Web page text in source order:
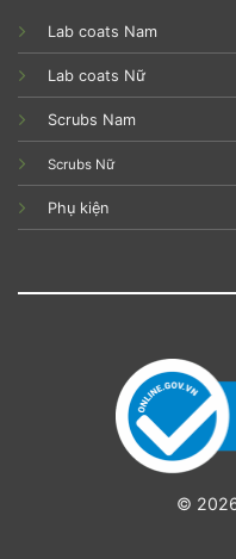
Lab coats Nam
Lab coats Nữ
Scrubs Nam
Scrubs Nữ
Phụ kiện
©